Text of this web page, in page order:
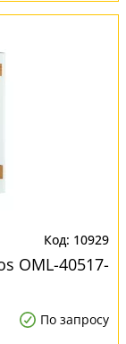
10929
OML-40517-
По запросу